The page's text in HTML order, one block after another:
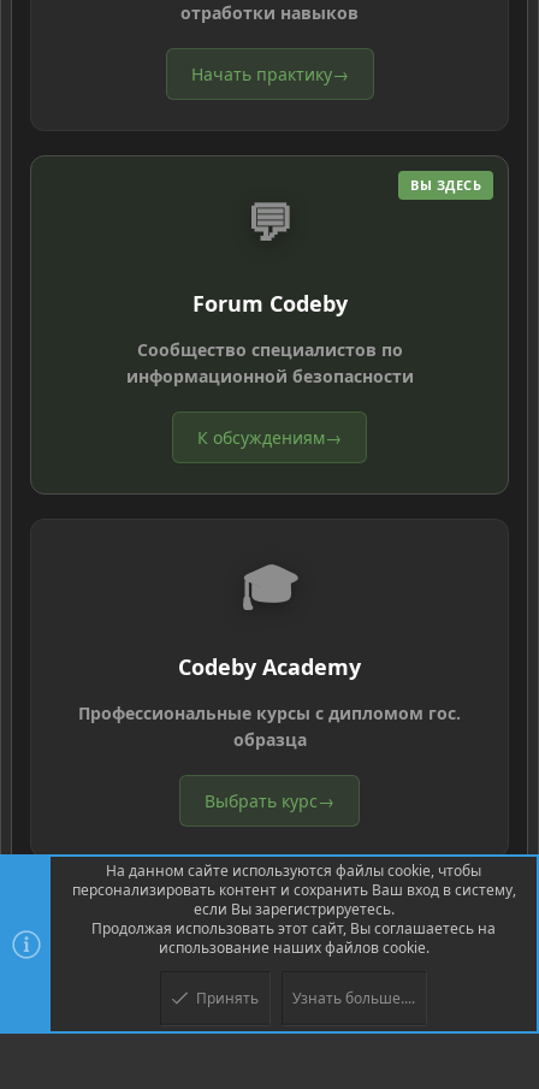
отработки навыков
Начать практику→
ВЫ ЗДЕСЬ
💬
Forum Codeby
Сообщество специалистов по
информационной безопасности
К обсуждениям→
🎓
Codeby Academy
Профессиональные курсы с дипломом гос.
образца
Выбрать курс→
Community platform by XenForo ® © 2010-2026 XenForo Ltd.
© Jason Axelrod of 8WAYRUN
На данном сайте используются файлы cookie, чтобы
персонализировать контент и сохранить Ваш вход в систему,
если Вы зарегистрируетесь.
Продолжая использовать этот сайт, Вы соглашаетесь на
использование наших файлов cookie.
Принять Узнать больше....